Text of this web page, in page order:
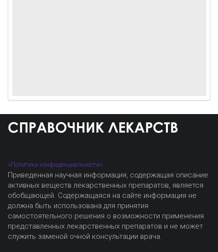
«Политика конфиденциальности»
Приведенная научная информация, содержащая описание
активных веществ лекарственных препаратов, является
обобщающей. Содержащаяся на сайте информация не
должна быть использована для принятия
самостоятельного решения о возможности применения
представленных лекарственных препаратов и не может
служить заменой очной консультации врача.